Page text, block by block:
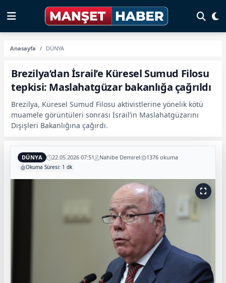
Anasayfa DÜNYA
Brezilya’dan İsrail’e Küresel Sumud Filosu
tepkisi: Maslahatgüzar bakanlığa çağrıldı
Brezilya, Küresel Sumud Filosu aktivistlerine yönelik kötü
muamele görüntüleri sonrası İsrail’in Maslahatgüzarını
Dışişleri Bakanlığına çağırdı.
DÜNYA 22.05.2026 07:51 Nahibe Demirel 1376 okuma
Okuma Süresi: 1 dk